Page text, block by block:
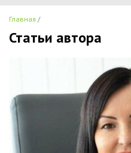
Главная
Статьи автора